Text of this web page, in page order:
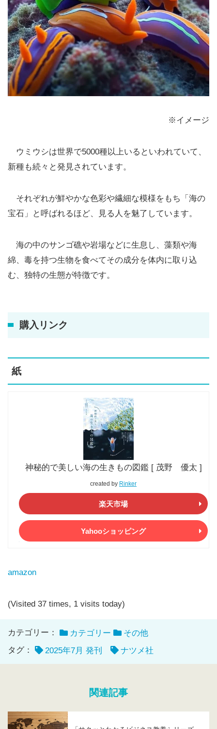
※イメージ
ウミウシは世界で5000種以上いるといわれていて、
新種も続々と発見されています。
それぞれが鮮やかな色彩や繊細な模様をもち「海の
宝石」と呼ばれるほど、見る人を魅了しています。
海の中のサンゴ礁や岩場などに生息し、藻類や海
綿、毒を持つ生物を食べてその成分を体内に取り込
む、独特の生態が特徴です。
購入リンク
紙
神秘的で美しい海の生きもの図鑑 [ 茂野 優太 ]
created by Rinker
楽天市場
Yahooショッピング
amazon
(Visited 37 times, 1 visits today)
カテゴリー： カテゴリー
その他
タグ：
2025年7月 発刊 ナツメ社
関連記事